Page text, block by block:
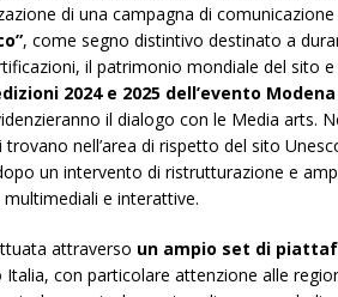
di una campagna di
, come segno distintivo destinato a
il patrimonio mondiale del sito
2024 e 2025 dell’evento
il dialogo con le Media arts.
nell’area di rispetto del sito
un intervento di ristrutturazione e
e interattive.
attraverso un ampio set di
Italia, con particolare attenzione alle